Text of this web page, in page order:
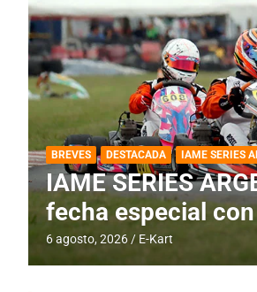
DESTACADA IAME SERIES ARGENTINA
IAME SERIES
fecha con
4 agosto, 2026 E-Kart